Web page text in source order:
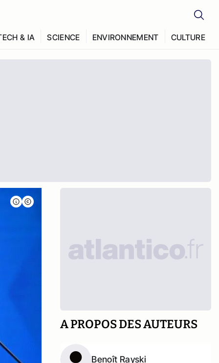
& IA SCIENCE ENVIRONNEMENT CULTURE
A PROPOS DES AUTEURS
Benoît Rayski